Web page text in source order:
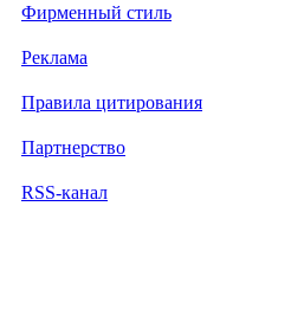
Фирменный стиль
Реклама
Правила цитирования
Партнерство
RSS-канал